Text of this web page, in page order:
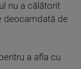
nu a călătorit
deocamdată de
a afla cu